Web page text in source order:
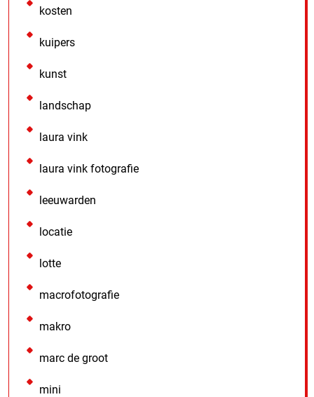
kosten
kuipers
kunst
landschap
laura vink
laura vink fotografie
leeuwarden
locatie
lotte
macrofotografie
makro
marc de groot
mini